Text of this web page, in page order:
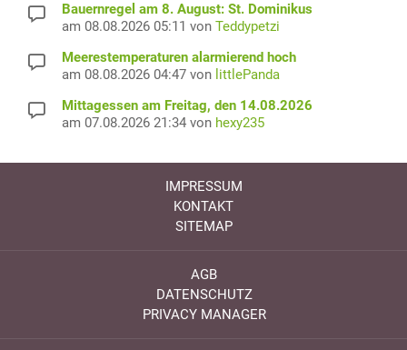
Bauernregel am 8. August: St. Dominikus
am 08.08.2026 05:11 von Teddypetzi
Meerestemperaturen alarmierend hoch
am 08.08.2026 04:47 von littlePanda
Mittagessen am Freitag, den 14.08.2026
am 07.08.2026 21:34 von hexy235
IMPRESSUM
KONTAKT
SITEMAP
AGB
DATENSCHUTZ
PRIVACY MANAGER